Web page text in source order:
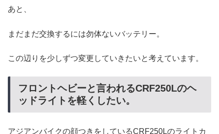
あと、
まだまだ交換するには勿体ないバッテリー。
この辺りを少しずつ変更していきたいと考えています。
フロントヘビーと言われるCRF250Lのヘ
ッドライトを軽くしたい。
アジアンバイクの顔つきをしているCRF250Lのライトカ